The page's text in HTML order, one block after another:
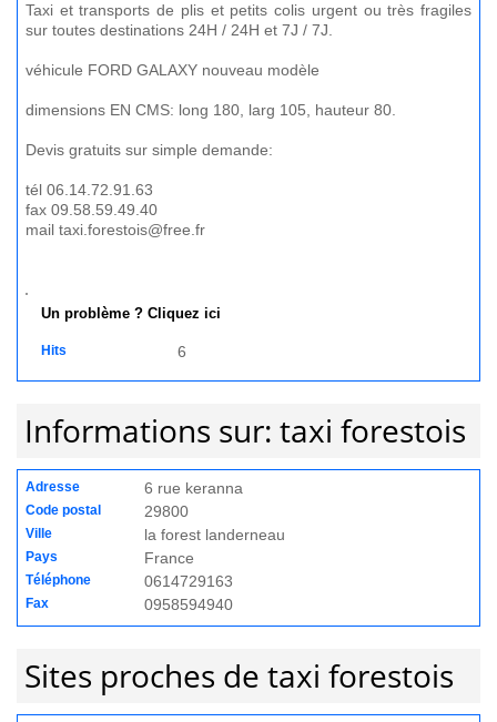
Taxi et transports de plis et petits colis urgent ou très fragiles
sur toutes destinations 24H / 24H et 7J / 7J.
véhicule FORD GALAXY nouveau modèle
dimensions EN CMS: long 180, larg 105, hauteur 80.
Devis gratuits sur simple demande:
tél 06.14.72.91.63
fax 09.58.59.49.40
mail taxi.forestois@free.fr
Un problème ? Cliquez ici
Hits 6
Informations sur: taxi forestois
Adresse 6 rue keranna
Code postal 29800
Ville la forest landerneau
Pays France
Téléphone 0614729163
Fax 0958594940
Sites proches de taxi forestois